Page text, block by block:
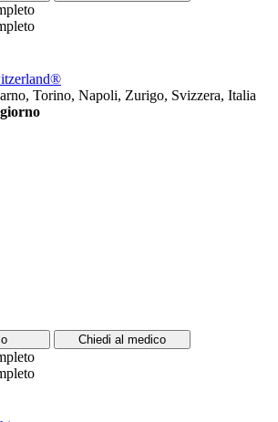
Torino, Napoli, Zurigo, Svizzera, Italia
Chiedi al medico